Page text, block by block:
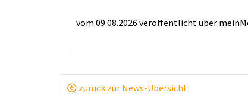
vom 09.08.2026 veröffentlicht über
zurück zur News-Übersicht